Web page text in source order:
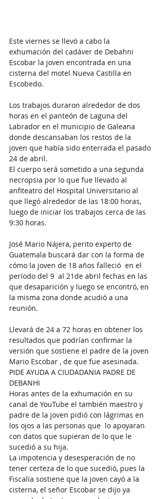
Este viernes se llevó a cabo la
exhumación del cadáver de Debahni
Escobar la joven encontrada en una
cisterna del motel Nueva Castilla en
Escobedo.
Los trabajos duraron alrededor de dos
horas en el panteón de Laguna del
Labrador en el municipio de Galeana
donde descansaban los restos de la
joven que había sido enterrada el pasado
24 de abril.
El cuerpo será sometido a una segunda
necropsia por lo que fue llevado al
anfiteatro del Hospital Universitario al
que llegó alrededor de las 18:00 horas,
luego de iniciar los trabajos cerca de las
9:30 horas.
José Mario Nájera, perito experto de
Guatemala buscará dar con la forma de
cómo la joven de 18 años falleció  en el
período del 9  al 21de abril fechas en las
que desaparición y luego se encontró, en
la misma zona donde acudió a una
reunión.
Llevará de 24 a 72 horas en obtener los
resultados que podrían confirmar la
versión que sostiene el padre de la joven
Mario Escobar , de que fue asesinada.
PIDE AYUDA A CIUDADANIA PADRE DE
DEBANHI
Horas antes de la exhumación en su
canal de YouTube el también maestro y
padre de la joven pidió con lágrimas en
los ojos a las personas que  lo apoyaran
con datos que supieran de lo que le
sucedió a su hija.
La impotencia y desesperación de no
tener certeza de lo que sucedió, pues la
Fiscalía sostiene que la joven cayó a la
cisterna, el señor Escobar se dijo ya